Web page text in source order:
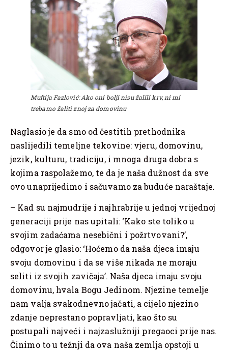
Muftija Fazlović: Ako oni bolji nisu žalili krv, ni mi
trebamo žaliti znoj za domovinu
Naglasio je da smo od čestitih prethodnika
naslijedili temeljne tekovine: vjeru, domovinu,
jezik, kulturu, tradiciju, i mnoga druga dobra s
kojima raspolažemo, te da je naša dužnost da sve
ovo unaprijedimo i sačuvamo za buduće naraštaje.
– Kad su najmudrije i najhrabrije u jednoj vrijednoj
generaciji prije nas upitali: ‘Kako ste toliko u
svojim zadaćama nesebični i požrtvovani?’,
odgovor je glasio: ‘Hoćemo da naša djeca imaju
svoju domovinu i da se više nikada ne moraju
seliti iz svojih zavičaja’. Naša djeca imaju svoju
domovinu, hvala Bogu Jedinom. Njezine temelje
nam valja svakodnevno jačati, a cijelo njezino
zdanje neprestano popravljati, kao što su
postupali najveći i najzaslužniji pregaoci prije nas.
Činimo to u težnji da ova naša zemlja opstoji u